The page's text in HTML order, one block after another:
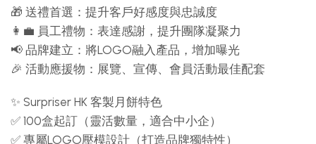
🎁 送禮首選：提升客戶好感度與忠誠度
👩‍💼 員工禮物：表達感謝，提升團隊凝聚力
📢 品牌建立：將LOGO融入產品，增加曝光
🎉 活動應援物：展覽、宣傳、會員活動最佳配套
✨ Surpriser HK 客製月餅特色
✅ 100盒起訂（靈活數量，適合中小企）
✅ 專屬LOGO壓模設計（打造品牌獨特性）